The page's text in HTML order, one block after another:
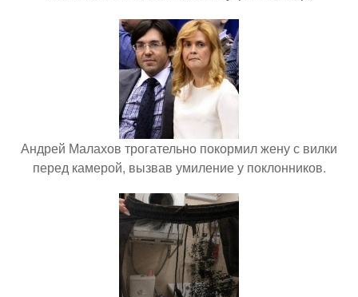
Андрей Малахов трогательно покормил жену с вилки
перед камерой, вызвав умиление у поклонников.